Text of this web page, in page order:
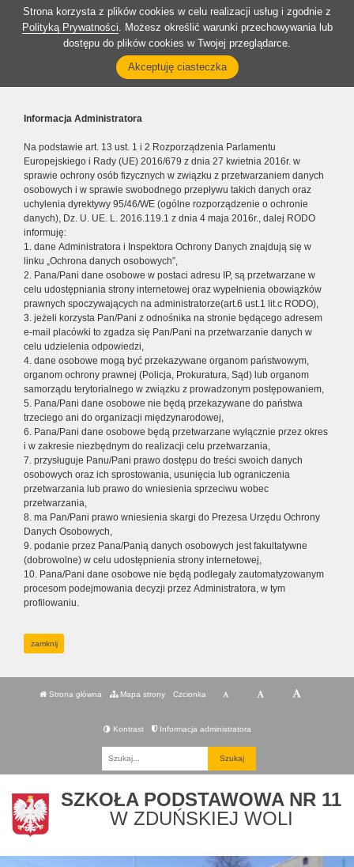
Strona korzysta z plików cookies w celu realizacji usług i zgodnie z
Polityką Prywatności. Możesz określić warunki przechowywania lub
dostępu do plików cookies w Twojej przeglądarce.
Akceptuję ciasteczka
Informacja Administratora
Na podstawie art. 13 ust. 1 i 2 Rozporządzenia Parlamentu
Europejskiego i Rady (UE) 2016/679 z dnia 27 kwietnia 2016r. w
sprawie ochrony osób fizycznych w związku z przetwarzaniem danych
osobowych i w sprawie swobodnego przepływu takich danych oraz
uchylenia dyrektywy 95/46/WE (ogólne rozporządzenie o ochronie
danych), Dz. U. UE. L. 2016.119.1 z dnia 4 maja 2016r., dalej RODO
informuję:
1. dane Administratora i Inspektora Ochrony Danych znajdują się w
linku „Ochrona danych osobowych”,
2. Pana/Pani dane osobowe w postaci adresu IP, są przetwarzane w
celu udostępniania strony internetowej oraz wypełnienia obowiązków
prawnych spoczywających na administratorze(art.6 ust.1 lit.c RODO),
3. jeżeli korzysta Pan/Pani z odnośnika na stronie będącego adresem
e-mail placówki to zgadza się Pan/Pani na przetwarzanie danych w
celu udzielenia odpowiedzi,
4. dane osobowe mogą być przekazywane organom państwowym,
organom ochrony prawnej (Policja, Prokuratura, Sąd) lub organom
samorządu terytorialnego w związku z prowadzonym postępowaniem,
5. Pana/Pani dane osobowe nie będą przekazywane do państwa
trzeciego ani do organizacji międzynarodowej,
6. Pana/Pani dane osobowe będą przetwarzane wyłącznie przez okres
i w zakresie niezbędnym do realizacji celu przetwarzania,
7. przysługuje Panu/Pani prawo dostępu do treści swoich danych
osobowych oraz ich sprostowania, usunięcia lub ograniczenia
przetwarzania lub prawo do wniesienia sprzeciwu wobec
przetwarzania,
8. ma Pan/Pani prawo wniesienia skargi do Prezesa Urzędu Ochrony
Danych Osobowych,
9. podanie przez Pana/Panią danych osobowych jest fakultatywne
(dobrowolne) w celu udostępnienia strony internetowej,
10. Pana/Pani dane osobowe nie będą podlegały zautomatyzowanym
procesom podejmowania decyzji przez Administratora, w tym
profilowaniu.
zamknij
Strona główna Mapa strony Czcionka
Kontrast Informacja administratora
SZKOŁA PODSTAWOWA NR 11
W ZDUŃSKIEJ WOLI